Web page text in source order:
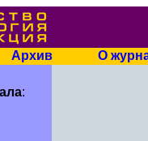
Архив О
: